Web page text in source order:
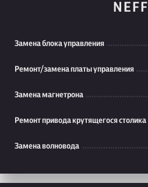
NEFF
Замена блока управления
Ремонт/замена платы управления
Замена магнетрона
Ремонт привода крутящегося столика
Замена волновода